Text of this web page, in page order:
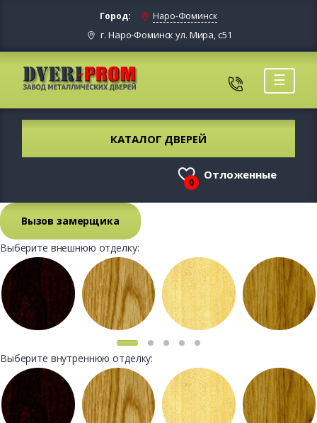
Город: Наро-Фоминск
г. Наро-Фоминск ул. Мира, с51
☰
КАТАЛОГ ДВЕРЕЙ
0
Отложенные
Вызов замерщика
Выберите внешнюю отделку:
Выберите внутреннюю отделку: